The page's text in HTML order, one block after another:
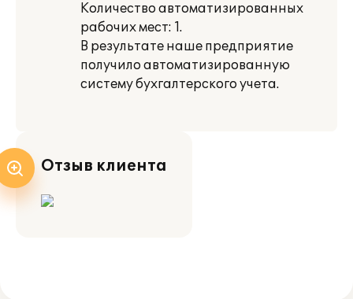
Количество автоматизированных
рабочих мест: 1.
В результате наше предприятие
получило автоматизированную
систему бухгалтерского учета.
Отзыв клиента